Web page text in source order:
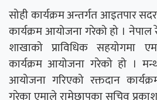
सोही कार्यक्रम अन्तर्गत आइतपार
कार्यक्रम आयोजना गरेको हो । नेपाल
शाखाको प्राविधिक सहयोगमा
कार्यक्रम आयोजना गरेको हो ।
आयोजना गरिएको रक्तदान